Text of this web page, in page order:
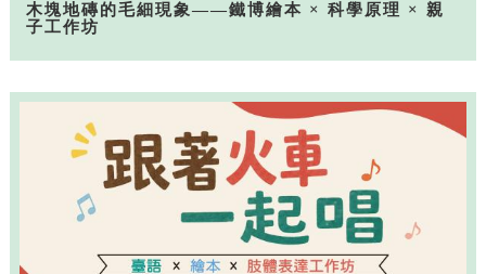
木塊地磚的毛細現象——鐵博繪本 × 科學原理 × 親
子工作坊